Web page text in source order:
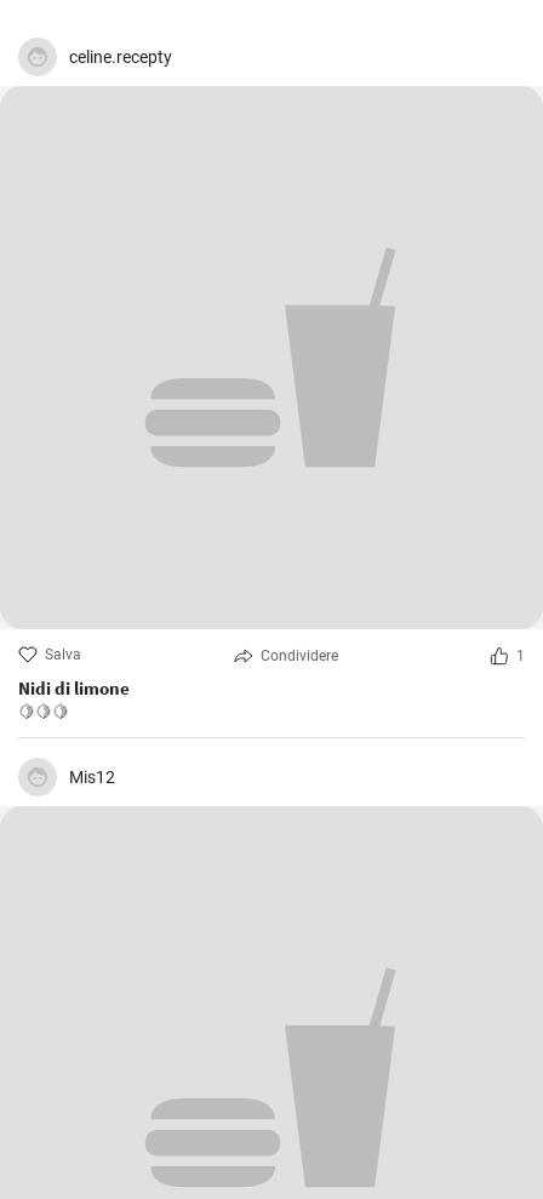
celine.recepty
Salva Condividere 1
Nidi di limone
🍋🍋🍋
Mis12